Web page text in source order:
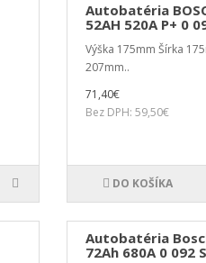
Autobatéria
52AH 520A P+ 0
Výška 175mm Šírka
207mm..
71,40€
Bez DPH: 59,50€
DO KOŠÍKA
Autobatéria
72Ah 680A 0 092